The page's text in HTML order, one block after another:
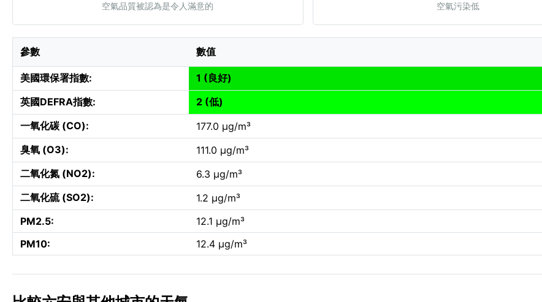
空氣品質被認為是令人滿意的 空氣污染低
參數 數值
美國環保署指數:
1 (良好)
英國DEFRA指數:
2 (低)
一氧化碳 (CO):
177.0 µg/m³
臭氧 (O3):
111.0 µg/m³
二氧化氮 (NO2):
6.3 µg/m³
二氧化硫 (SO2):
1.2 µg/m³
PM2.5:
12.1 µg/m³
PM10:
12.4 µg/m³